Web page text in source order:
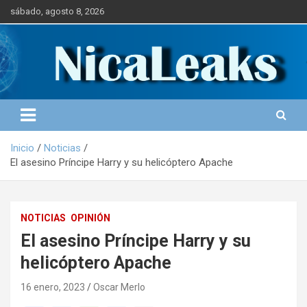
a
l
t
a
r
a
e
sábado, agosto 8, 2026
NICALEAKS
Portal de Noticias
Inicio
Noticias
El asesino Príncipe Harry y su helicóptero Apache
NOTICIAS OPINIÓN
El asesino Príncipe Harry y su
helicóptero Apache
16 enero, 2023 Oscar Merlo